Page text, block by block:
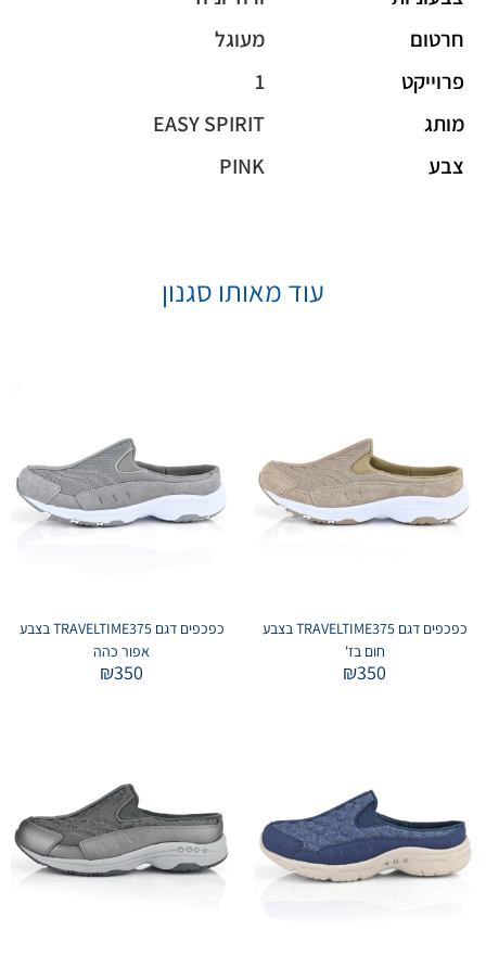
חרטום
מעוגל
פרוייקט
1
מותג
EASY SPIRIT
צבע
PINK
עוד מאותו סגנון
כפכפים דגם TRAVELTIME375 בצבע
חום בז'
₪350
כפכפים דגם TRAVELTIME375 בצבע
אפור כהה
₪350